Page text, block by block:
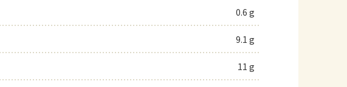
0.6 g
9.1 g
11 g